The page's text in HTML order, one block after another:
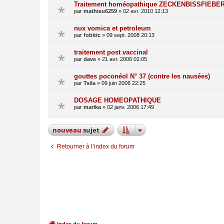
Traitement homéopathique
par mathieu6259 » 02 avr. 2010 12:13
nux vomica et petroleum
par fobitic » 09 sept. 2008 20:13
traitement post vaccinal
par dave » 21 avr. 2006 02:05
gouttes poconéol N° 37 (contre les nausées)
par Tsila » 09 juin 2006 22:25
DOSAGE HOMEOPATHIQUE
par marika » 02 janv. 2006 17:49
nouveausujet
Retourner à l’index du forum